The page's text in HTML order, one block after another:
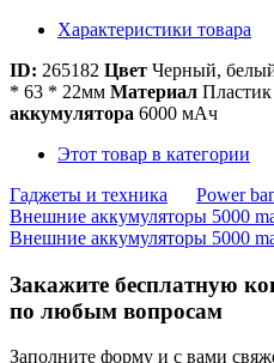
Характеристики товара
ID: 265182 Цвет Черный,
* 63 * 22мм Материал Пластик
аккумулятора 6000 мАч
Этот товар в категории
Гаджеты и техника
Power
Внешние аккумуляторы 5000
Внешние аккумуляторы 5000
Закажите бесплатную
по любым вопросам
Заполните форму и с вами